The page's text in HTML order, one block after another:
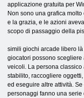
applicazione gratuita per
Non sono una grafica molto
e la grazia, e le azioni
scopo di passaggio della
simili giochi arcade libero
giocatori possono
veicoli. La persona
stabilito, raccogliere
ed eseguire altre attività.
personaggi fanno una